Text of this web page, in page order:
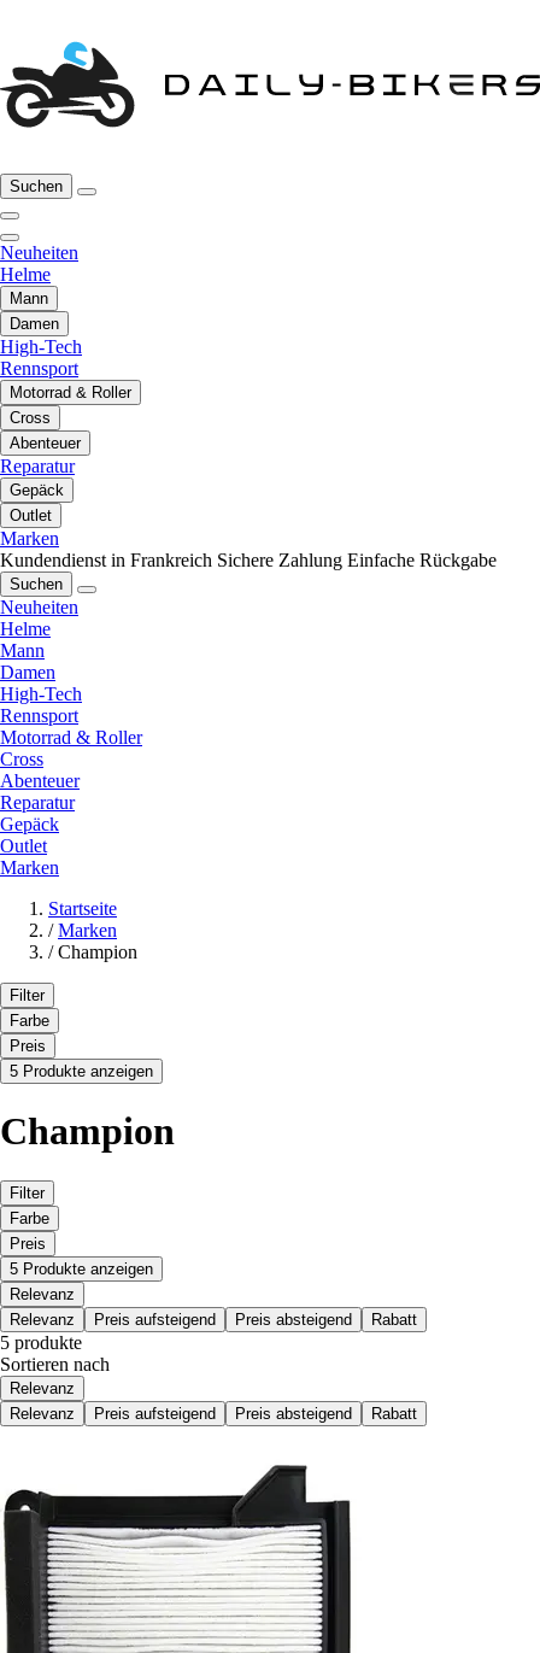
Suchen
Neuheiten
Helme
Mann
Damen
High-Tech
Rennsport
Motorrad & Roller
Cross
Abenteuer
Reparatur
Gepäck
Outlet
Marken
Kundendienst in Frankreich Sichere Zahlung Einfache Rückgabe
Suchen
Neuheiten
Helme
Mann
Damen
High-Tech
Rennsport
Motorrad & Roller
Cross
Abenteuer
Reparatur
Gepäck
Outlet
Marken
Startseite
/ Marken
/ Champion
Filter
Farbe
Preis
5 Produkte anzeigen
Champion
Filter
Farbe
Preis
5 Produkte anzeigen
Relevanz
Relevanz
Preis aufsteigend Preis absteigend Rabatt
5 produkte
Sortieren nach
Relevanz
Relevanz
Preis aufsteigend Preis absteigend Rabatt